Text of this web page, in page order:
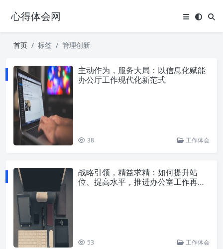
心得体会网
首页 标签 管理创新
主动作为，服务大局：以信息化赋能
办公厅工作现代化新范式
38 工作体会
战略引领，精益求精：如何提升站
位、提高水平，推进办公室工作再上
53 工作体会